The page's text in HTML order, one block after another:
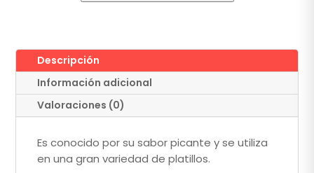
Descripción
Información adicional
Valoraciones (0)
Es conocido por su sabor picante y se utiliza
en una gran variedad de platillos.